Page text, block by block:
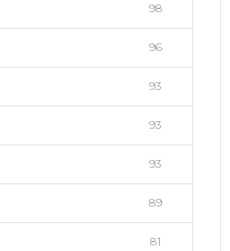
98
96
93
93
93
89
81